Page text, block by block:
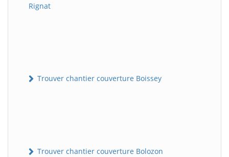
Rignat
Trouver chantier couverture Boissey
Trouver chantier couverture Bolozon